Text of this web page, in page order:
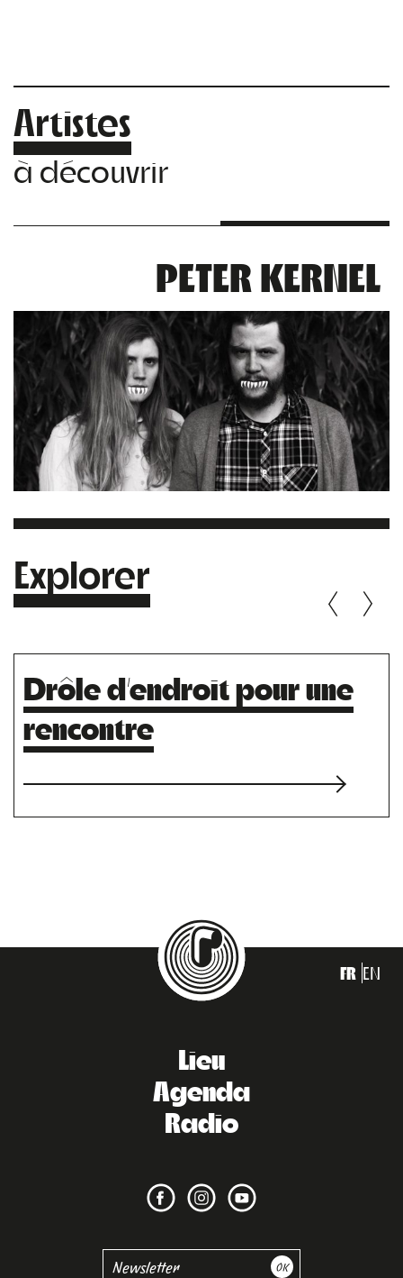
Artistes
à découvrir
PETER KERNEL
Explorer
Drôle d’endroit pour une
rencontre
FR EN
Lieu
Agenda
Radio